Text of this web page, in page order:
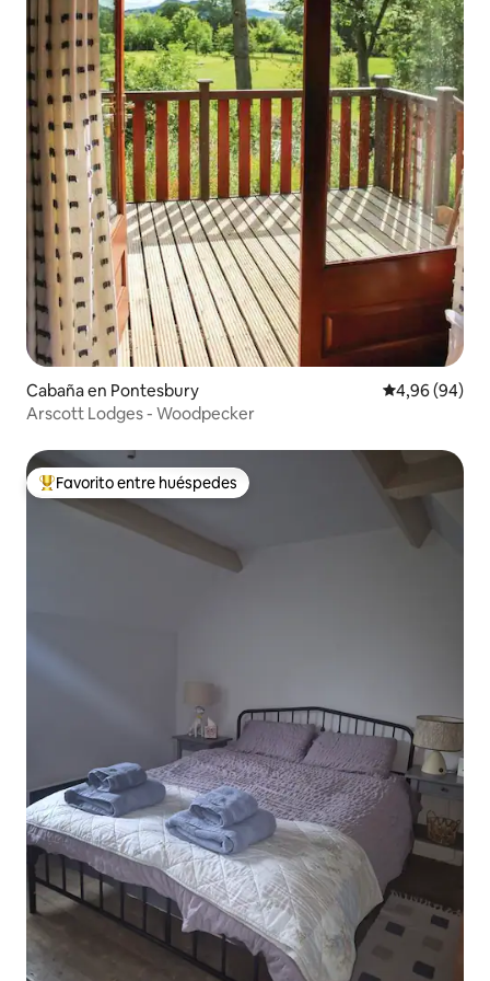
Cabaña en Pontesbury Calificación
4,96 (94)
Arscott Lodges - Woodpecker
Favorito entre los huéspedes más destacados
Favorito entre huéspedes